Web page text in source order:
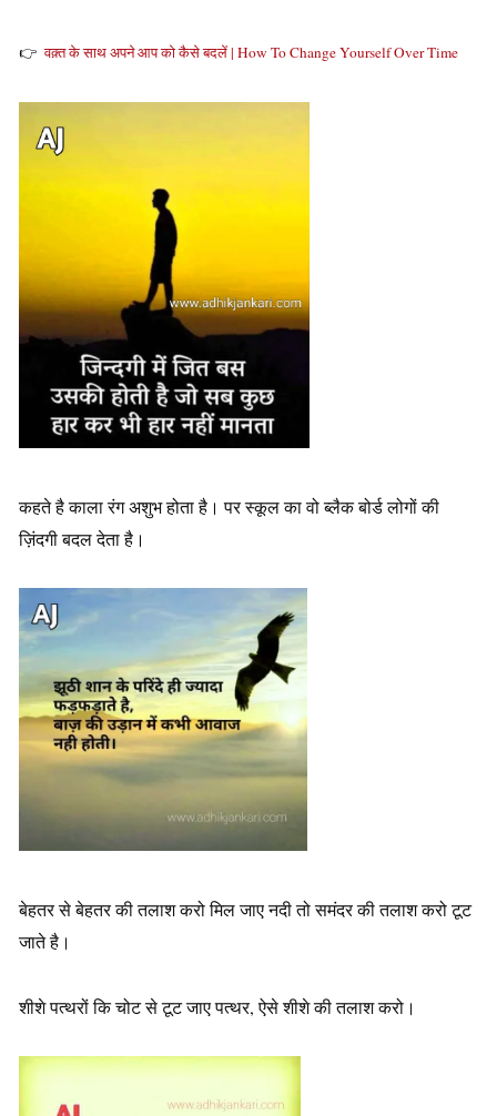
👉वक़्त के साथ अपने आप को कैसे बदलें | How To Change Yourself Over Time
कहते है काला रंग अशुभ होता है। पर स्कूल का वो ब्लैक बोर्ड लोगों की
ज़िंदगी बदल देता है।
बेहतर से बेहतर की तलाश करो मिल जाए नदी तो समंदर की तलाश करो टूट
जाते है।
शीशे पत्थरों कि चोट से टूट जाए पत्थर, ऐसे शीशे की तलाश करो।